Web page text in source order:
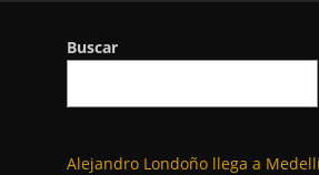
Buscar
Alejandro Londoño llega a